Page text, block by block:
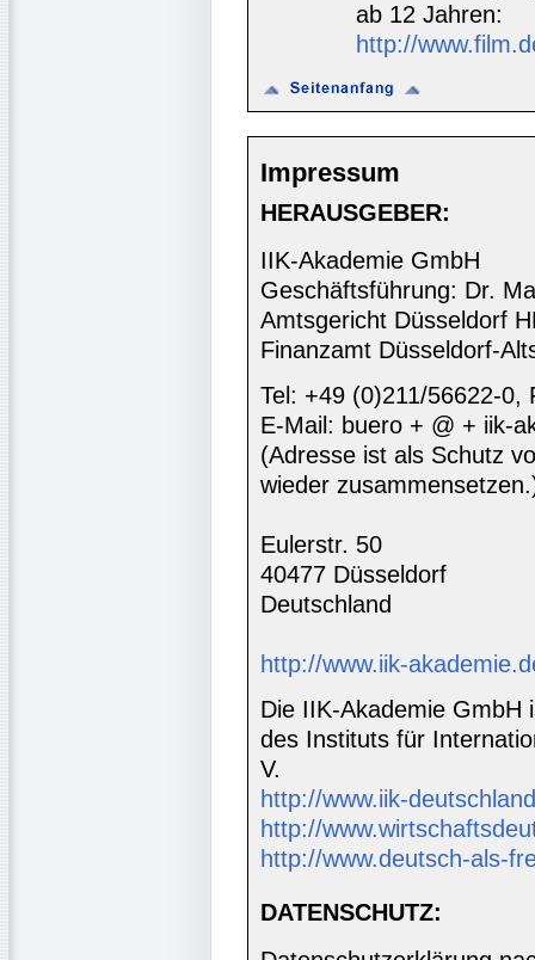
ab 12 Jahren:
http://
Impressum
HERAUSGEBER:
IIK-Akademie GmbH
Geschäftsführung: Dr.
Amtsgericht Düsseldorf
Finanzamt Düsseldorf-
Tel: +49 (0)211/56622-0,
E-Mail: buero + @ + iik-
(Adresse ist als Schutz
wieder
Eulerstr. 50
40477 Düsseldorf
Deutschland
http://www.iik-
Die IIK-Akademie GmbH
des Instituts für
V.
http://www.iik-
http://
http://www.deutsch-als-
DATENSCHUTZ: